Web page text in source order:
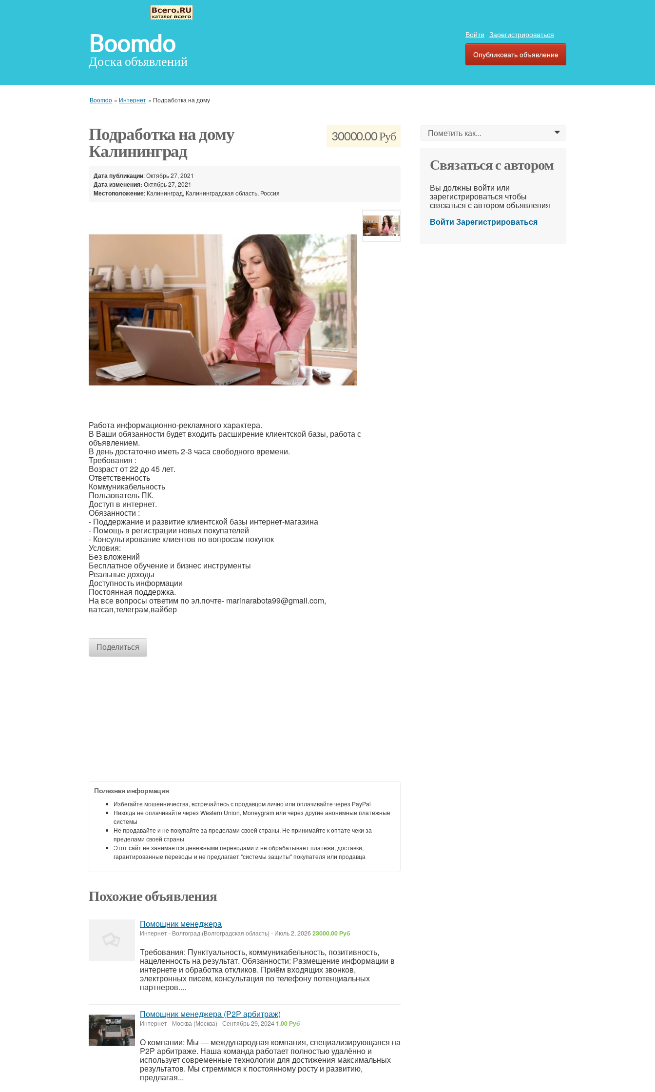
Boomdo
Доска объявлений
Войти Зарегистрироваться
Опубликовать объявление
Boomdo » Интернет » Подработка на дому
30000.00 Руб
Подработка на дому
Калининград
Дата публикации: Октябрь 27, 2021
Дата изменения: Октябрь 27, 2021
Местоположение: Калининград, Калининградская область, Россия
Работа информационно-рекламного характера.
В Ваши обязанности будет входить расширение клиентской базы, работа с
объявлением.
В день достаточно иметь 2-3 часа свободного времени.
Требования :
Возраст от 22 до 45 лет.
Ответственность
Коммуникабельность
Пользователь ПК.
Доступ в интернет.
Обязанности :
- Поддержание и развитие клиентской базы интернет-магазина
- Помощь в регистрации новых покупателей
- Консультирование клиентов по вопросам покупок
Условия:
Без вложений
Бесплатное обучение и бизнес инструменты
Реальные доходы
Доступность информации
Постоянная поддержка.
На все вопросы ответим по эл.почте- marinarabota99@gmail.com,
ватсап,телеграм,вайбер
Поделиться
Полезная информация
Избегайте мошенничества, встречайтесь с продавцом лично или оплачивайте через PayPal
Никогда не оплачивайте через Western Union, Moneygram или через другие анонимные платежные
системы
Не продавайте и не покупайте за пределами своей страны. Не принимайте к оптате чеки за
пределами своей страны
Этот сайт не занимается денежными переводами и не обрабатывает платежи, доставки,
гарантированные переводы и не предлагает "системы защиты" покупателя или продавца
Похожие объявления
Помощник менеджера
Интернет- Волгоград (Волгоградская область) - Июль 2, 202623000.00 Руб
Требовaния: Пунктуальность, коммуникабельность, позитивность,
нацеленность на результат. Обязaнности: Рaзмещение информaции в
интернете и обработка откликов. Приём входящих звонков,
электронных писем‚ консультaция по телефону потенциaльных
партнеров....
Помощник менеджера (P2P арбитраж)
Интернет- Москва (Москва) -Сентябрь 29, 20241.00 Руб
О компании: Мы — международная компания, специализирующаяся на
P2P арбитраже. Наша команда работает полностью удалённо и
использует современные технологии для достижения максимальных
результатов. Мы стремимся к постоянному росту и развитию,
предлагая...
Пометить как... 0
Связаться с автором
Вы должны войти или
зарегистрироваться чтобы
связаться с автором объявления
Войти Зарегистрироваться